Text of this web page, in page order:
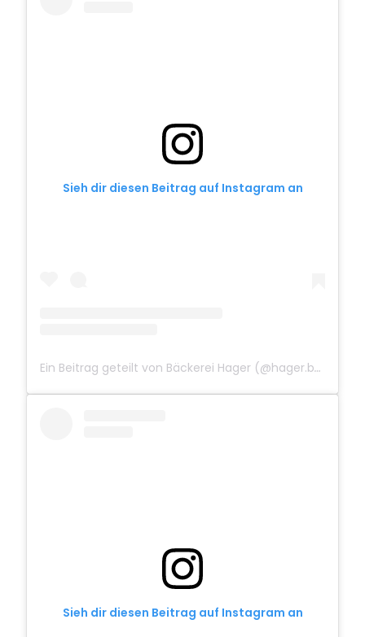
Sieh dir diesen Beitrag auf Instagram an
Ein Beitrag geteilt von Bäckerei Hager (@hager.baeckerei)
Sieh dir diesen Beitrag auf Instagram an